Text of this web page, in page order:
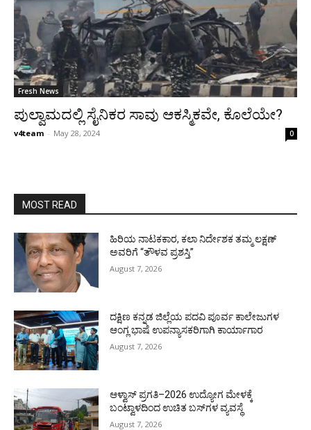
Fresh News
ಪುಲ್ವಾಮದಲ್ಲಿ ಸೈನಿಕರ ಸಾವು ಆಕಸ್ಮಿಕವೇ, ಕೊಲೆಯೇ?
v4team - May 28, 2024 0
MOST READ
ಹಿರಿಯ ನಾಟಕಕಾರ, ಕಲಾ ನಿರ್ದೇಶಕ ತಮ್ಮ ಲಕ್ಷಣ್
ಅವರಿಗೆ “ತೌಳವ ಪ್ರಶಸ್ತಿ”
August 7, 2026
ದಕ್ಷಿಣ ಕನ್ನಡ ಜಿಲ್ಲೆಯ ಪದವಿ ಪೂರ್ವ ಕಾಲೇಜುಗಳ
ಆಂಗ್ಲ ಭಾಷೆ ಉಪನ್ಯಾಸಕರಿಗಾಗಿ ಕಾರ್ಯಾಗಾರ
August 7, 2026
ಆಳ್ವಾಸ್ ಪ್ರಗತಿ–2026 ಉದ್ಯೋಗ ಮೇಳಕ್ಕೆ
ಬಂಟ್ವಾಳದಿಂದ ಉಚಿತ ಬಸ್‌ಗಳ ವ್ಯವಸ್ಥೆ
August 7, 2026